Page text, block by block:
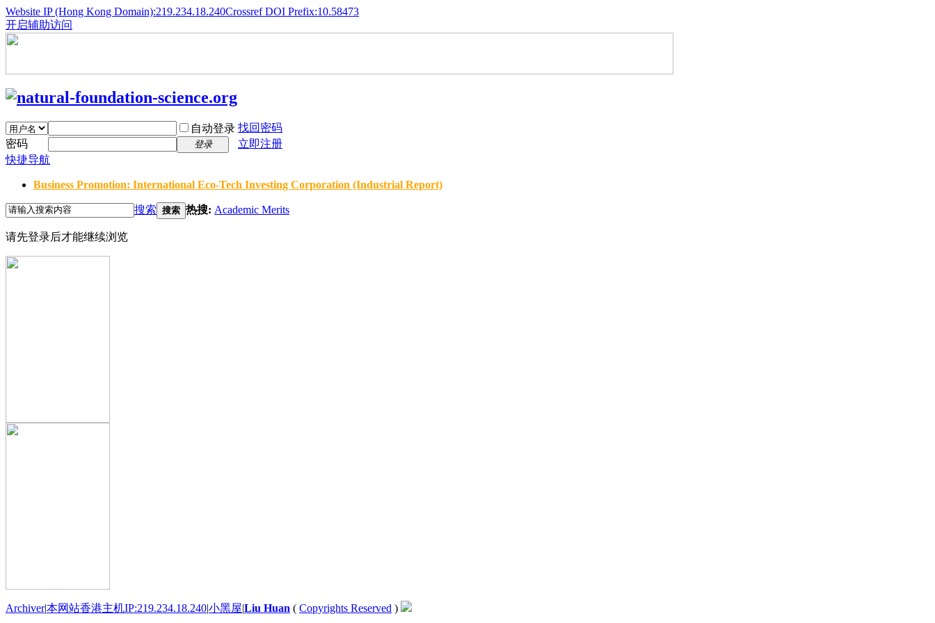
Website IP (Hong Kong Domain):219.234.18.240Crossref DOI Prefix:10.58473
开启辅助访问
自动登录 找回密码
密码
登录
立即注册
快捷导航
Business Promotion: International Eco-Tech Investing Corporation (Industrial Report)
搜索 搜索 热搜: Academic Merits
请先登录后才能继续浏览
Archiver|本网站香港主机IP:219.234.18.240|小黑屋|Liu Huan ( Copyrights Reserved )